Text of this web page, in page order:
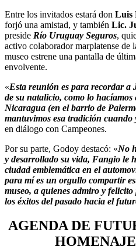
Entre los invitados estará don Luis
forjó una amistad, y también Lic.
preside Río Uruguay Seguros,
activo colaborador marplatense de
museo estrene una pantalla de
envolvente.
«Esta reunión es para recordar
de su natalicio, como lo hacíamos
Nicaragua (en el barrio de
mantuvimos esa tradición cuando
en diálogo con Campeones.
Por su parte, Godoy destacó: «No
y desarrollado su vida, Fangio le
ciudad emblemática en el
para mí es un orgullo compartir
museo, a quienes admiro y
los éxitos del pasado hacia el
AGENDA DE